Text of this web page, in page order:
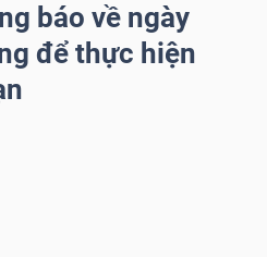
báo về ngày
để thực hiện